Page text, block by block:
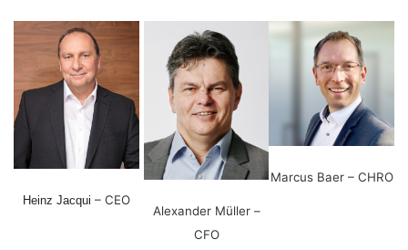
Heinz Jacqui – CEO
Alexander Müller –
CFO
Marcus Baer – CHRO